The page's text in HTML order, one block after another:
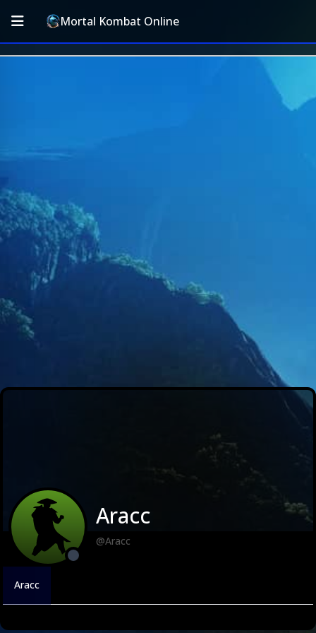
Mortal Kombat Online
Aracc
@Aracc
Aracc